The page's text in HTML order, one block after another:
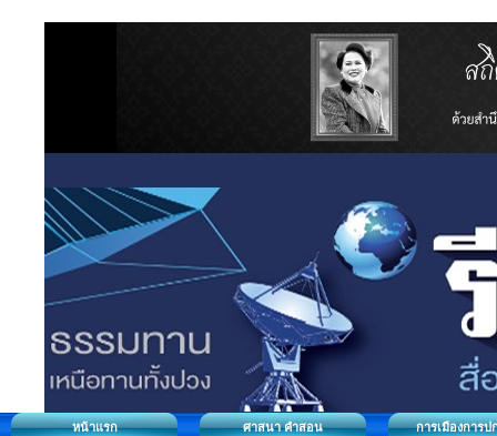
หน้าแรก ศาสนา คำสอน การเมืองการป